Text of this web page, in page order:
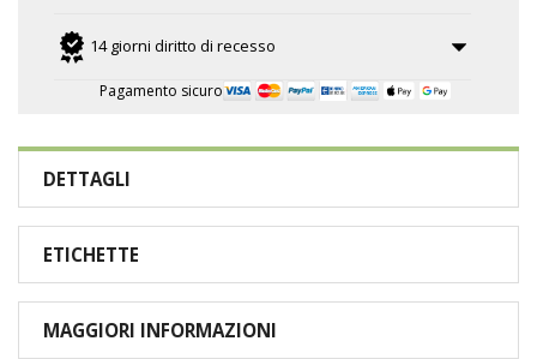
14 giorni diritto di recesso
Pagamento sicuro
DETTAGLI
ETICHETTE
MAGGIORI INFORMAZIONI